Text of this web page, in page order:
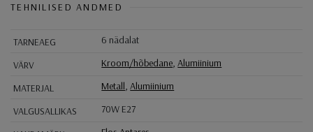
TEHNILISED ANDMED
TARNEAEG
6 nädalat
VÄRV
Kroom/hõbedane,Alumiinium
MATERJAL
Metall,Alumiinium
VALGUSALLIKAS
70W E27